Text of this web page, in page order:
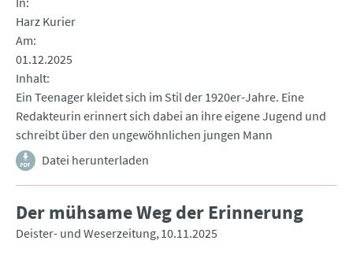
Harz Kurier
Am
01.12.2025
Inhalt
Ein Teenager kleidet sich im Stil der 1920er-Jahre. Eine
Redakteurin erinnert sich dabei an ihre eigene Jugend und
schreibt über den ungewöhnlichen jungen Mann
Datei herunterladen
Der mühsame Weg der Erinnerung
Deister- und Weserzeitung 10.11.2025